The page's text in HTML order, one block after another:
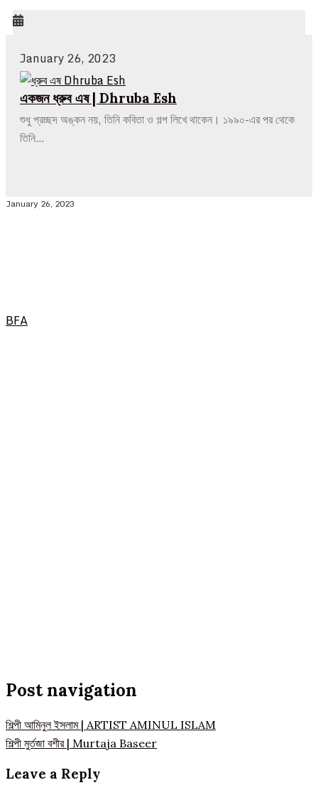
January 26, 2023
একজন ধ্রুব এষ | Dhruba Esh
শুধু প্রচ্ছদ অঙ্কন নয়, তিনি কবিতা ও গল্প লিখে থাকেন। ১৯৯০-এর পর থেকে
তিনি…
January 26, 2023
BFA
Post navigation
শিল্পী আমিনুল ইসলাম | ARTIST AMINUL ISLAM
শিল্পী মুর্তজা বশীর | Murtaja Baseer
Leave a Reply